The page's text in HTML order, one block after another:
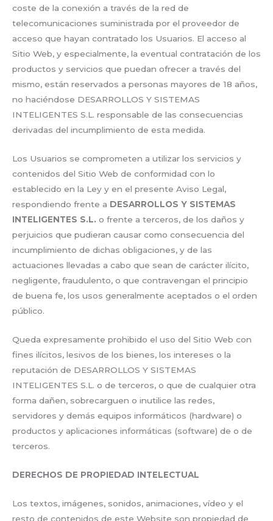
coste de la conexión a través de la red de
telecomunicaciones suministrada por el proveedor de
acceso que hayan contratado los Usuarios. El acceso al
Sitio Web, y especialmente, la eventual contratación de los
productos y servicios que puedan ofrecer a través del
mismo, están reservados a personas mayores de 18 años,
no haciéndose DESARROLLOS Y SISTEMAS
INTELIGENTES S.L. responsable de las consecuencias
derivadas del incumplimiento de esta medida.
Los Usuarios se comprometen a utilizar los servicios y
contenidos del Sitio Web de conformidad con lo
establecido en la Ley y en el presente Aviso Legal,
respondiendo frente a DESARROLLOS Y SISTEMAS
INTELIGENTES S.L. o frente a terceros, de los daños y
perjuicios que pudieran causar como consecuencia del
incumplimiento de dichas obligaciones, y de las
actuaciones llevadas a cabo que sean de carácter ilícito,
negligente, fraudulento, o que contravengan el principio
de buena fe, los usos generalmente aceptados o el orden
público.
Queda expresamente prohibido el uso del Sitio Web con
fines ilícitos, lesivos de los bienes, los intereses o la
reputación de DESARROLLOS Y SISTEMAS
INTELIGENTES S.L. o de terceros, o que de cualquier otra
forma dañen, sobrecarguen o inutilice las redes,
servidores y demás equipos informáticos (hardware) o
productos y aplicaciones informáticas (software) de o de
terceros.
DERECHOS DE PROPIEDAD INTELECTUAL
Los textos, imágenes, sonidos, animaciones, vídeo y el
resto de contenidos de este Website son propiedad de